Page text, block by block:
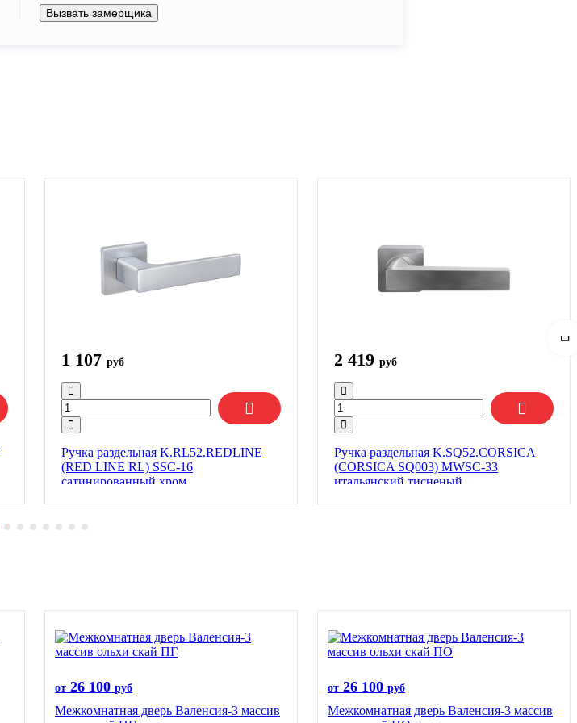
Вызвать замерщика
1 107 руб
Ручка раздельная K.RL52.REDLINE
(RED LINE RL) SSC-16
сатинированный хром
2 419 руб
Ручка раздельная K.SQ52.CORSICA
(CORSICA SQ003) MWSC-33
итальянский тисненый
от 26 100 руб
Межкомнатная дверь Валенсия-3 массив
от 26 100 руб
Межкомнатная дверь Валенсия-3 массив